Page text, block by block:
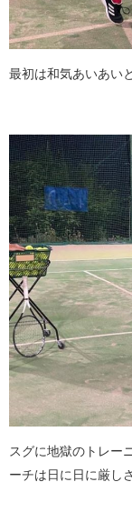
最初は和気あいあい
スグに地獄のトレー
ーチは日に日に厳し